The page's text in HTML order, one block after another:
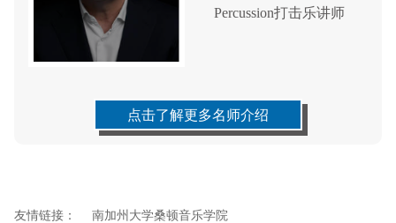
Percussion打击乐讲师
点击了解更多名师介绍
友情链接：
南加州大学桑顿音乐学院